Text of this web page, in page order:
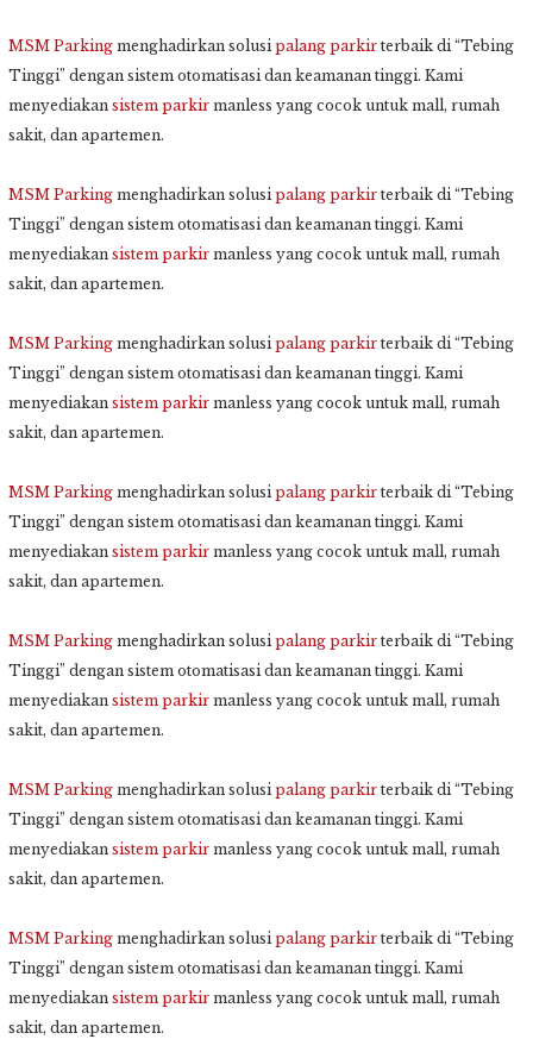
MSM Parking menghadirkan solusi palang parkir terbaik di “Tebing
Tinggi” dengan sistem otomatisasi dan keamanan tinggi. Kami
menyediakan sistem parkir manless yang cocok untuk mall, rumah
sakit, dan apartemen.
MSM Parking menghadirkan solusi palang parkir terbaik di “Tebing
Tinggi” dengan sistem otomatisasi dan keamanan tinggi. Kami
menyediakan sistem parkir manless yang cocok untuk mall, rumah
sakit, dan apartemen.
MSM Parking menghadirkan solusi palang parkir terbaik di “Tebing
Tinggi” dengan sistem otomatisasi dan keamanan tinggi. Kami
menyediakan sistem parkir manless yang cocok untuk mall, rumah
sakit, dan apartemen.
MSM Parking menghadirkan solusi palang parkir terbaik di “Tebing
Tinggi” dengan sistem otomatisasi dan keamanan tinggi. Kami
menyediakan sistem parkir manless yang cocok untuk mall, rumah
sakit, dan apartemen.
MSM Parking menghadirkan solusi palang parkir terbaik di “Tebing
Tinggi” dengan sistem otomatisasi dan keamanan tinggi. Kami
menyediakan sistem parkir manless yang cocok untuk mall, rumah
sakit, dan apartemen.
MSM Parking menghadirkan solusi palang parkir terbaik di “Tebing
Tinggi” dengan sistem otomatisasi dan keamanan tinggi. Kami
menyediakan sistem parkir manless yang cocok untuk mall, rumah
sakit, dan apartemen.
MSM Parking menghadirkan solusi palang parkir terbaik di “Tebing
Tinggi” dengan sistem otomatisasi dan keamanan tinggi. Kami
menyediakan sistem parkir manless yang cocok untuk mall, rumah
sakit, dan apartemen.